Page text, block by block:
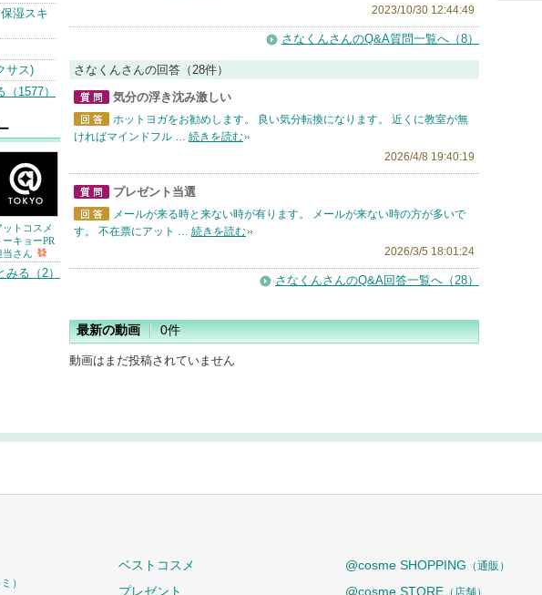
湿スキ
サス)
（1577）
ットコスメ
ーキョーPR
当さん
みる（2）
2023/10/30 12:44:49
さなくんさんのQ&A質問一覧へ（8）
さなくんさんの回答（28件）
質問
気分の浮き沈み激しい
回答
ホットヨガをお勧めします。 良い気分転換になります。 近くに教室が無
ければマインドフル … 続きを読む
2026/4/8 19:40:19
質問
プレゼント当選
回答
メールが来る時と来ない時が有ります。 メールが来ない時の方が多いで
す。 不在票にアット … 続きを読む
2026/3/5 18:01:24
さなくんさんのQ&A回答一覧へ（28）
最新の動画 0件
動画はまだ投稿されていません
）
ベストコスメ
プレゼント
@cosme SHOPPING （通販）
@cosme STORE （店舗）